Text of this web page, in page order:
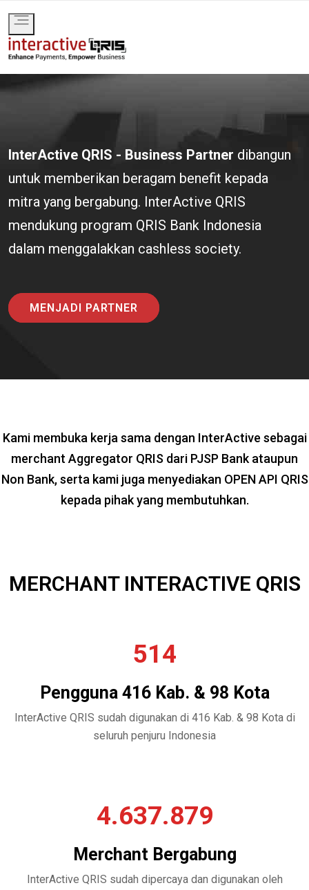
Toggle
navigation
InterActive QRIS - Business Partner dibangun
untuk memberikan beragam benefit kepada
mitra yang bergabung. InterActive QRIS
mendukung program QRIS Bank Indonesia
dalam menggalakkan cashless society.
MENJADI PARTNER
Kami membuka kerja sama dengan InterActive sebagai
merchant Aggregator QRIS dari PJSP Bank ataupun
Non Bank, serta kami juga menyediakan OPEN API QRIS
kepada pihak yang membutuhkan.
MERCHANT INTERACTIVE QRIS
514
Pengguna 416 Kab. & 98 Kota
InterActive QRIS sudah digunakan di 416 Kab. & 98 Kota di
seluruh penjuru Indonesia
4.637.879
Merchant Bergabung
InterActive QRIS sudah dipercaya dan digunakan oleh